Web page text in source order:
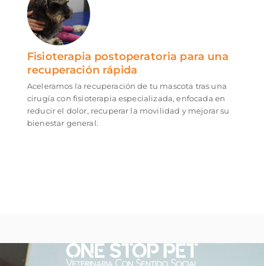
Fisioterapia postoperatoria para una
recuperación rápida
Aceleramos la recuperación de tu mascota tras una
cirugía con fisioterapia especializada, enfocada en
reducir el dolor, recuperar la movilidad y mejorar su
bienestar general.